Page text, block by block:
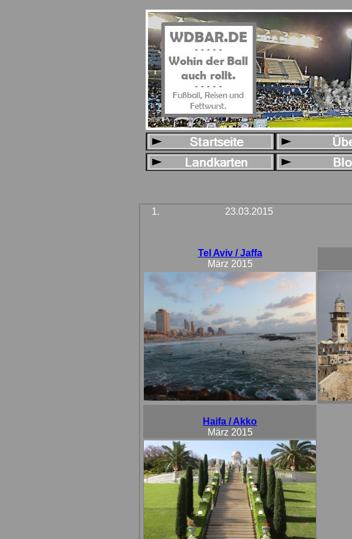
1. 23.03.2015
Tel Aviv / Jaffa
März 2015
Haifa / Akko
März 2015